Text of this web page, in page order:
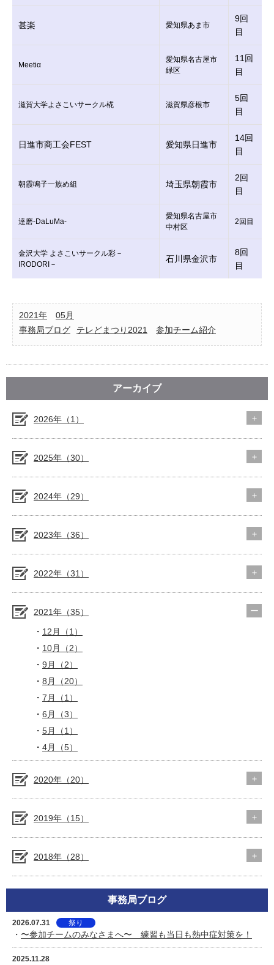
甚楽 愛知県あま市
9回
目
Meetiα
愛知県名古屋市
緑区
11回
目
滋賀大学よさこいサークル椛 滋賀県彦根市
5回
目
日進市商工会FEST 愛知県日進市
14回
目
朝霞鳴子一族め組 埼玉県朝霞市
2回
目
達磨-DaLuMa-
愛知県名古屋市
中村区
2回目
金沢大学 よさこいサークル彩－
IRODORI－
石川県金沢市
8回
目
2021年
05月
事務局ブログ
テレどまつり2021 参加チーム紹介
アーカイブ
2026年（1）
2025年（30）
2024年（29）
2023年（36）
2022年（31）
2021年（35）
12月（1）
10月（2）
9月（2）
8月（20）
7月（1）
6月（3）
5月（1）
4月（5）
2020年（20）
2019年（15）
2018年（28）
事務局ブログ
2026.07.31 祭り
・ 〜参加チームのみなさまへ〜 練習も当日も熱中症対策を！
2025.11.28